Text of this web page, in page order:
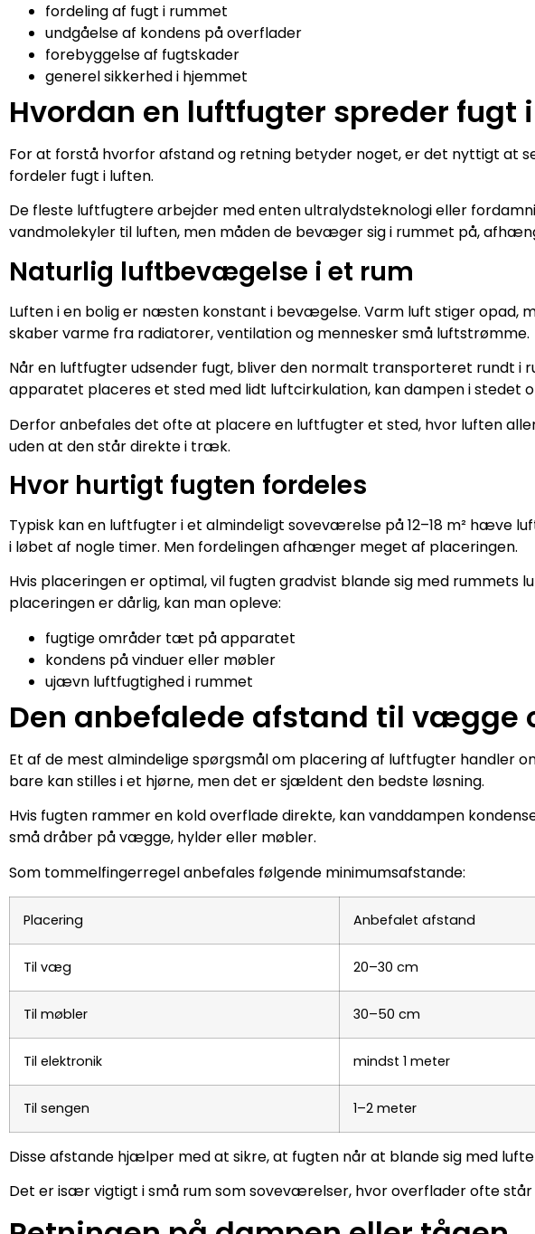
fordeling af fugt i rummet
undgåelse af kondens på overflader
forebyggelse af fugtskader
generel sikkerhed i hjemmet
Hvordan en luftfugter spreder fugt
For at forstå hvorfor afstand og retning betyder noget, er det nyttigt at
fordeler fugt i luften.
De fleste luftfugtere arbejder med enten ultralydsteknologi eller
vandmolekyler til luften, men måden de bevæger sig i rummet på,
Naturlig luftbevægelse i et rum
Luften i en bolig er næsten konstant i bevægelse. Varm luft stiger opad,
skaber varme fra radiatorer, ventilation og mennesker små luftstrømme.
Når en luftfugter udsender fugt, bliver den normalt transporteret rundt i
apparatet placeres et sted med lidt luftcirkulation, kan dampen i stedet
Derfor anbefales det ofte at placere en luftfugter et sted, hvor luften
uden at den står direkte i træk.
Hvor hurtigt fugten fordeles
Typisk kan en luftfugter i et almindeligt soveværelse på 12–18 m² hæve
i løbet af nogle timer. Men fordelingen afhænger meget af placeringen.
Hvis placeringen er optimal, vil fugten gradvist blande sig med rummets
placeringen er dårlig, kan man opleve:
fugtige områder tæt på apparatet
kondens på vinduer eller møbler
ujævn luftfugtighed i rummet
Den anbefalede afstand til vægge
Et af de mest almindelige spørgsmål om placering af luftfugter handler
bare kan stilles i et hjørne, men det er sjældent den bedste løsning.
Hvis fugten rammer en kold overflade direkte, kan vanddampen
små dråber på vægge, hylder eller møbler.
Som tommelfingerregel anbefales følgende minimumsafstande:
Placering Anbefalet afstand
Til væg 20–30 cm
Til møbler 30–50 cm
Til elektronik mindst 1 meter
Til sengen 1–2 meter
Disse afstande hjælper med at sikre, at fugten når at blande sig med
Det er især vigtigt i små rum som soveværelser, hvor overflader ofte